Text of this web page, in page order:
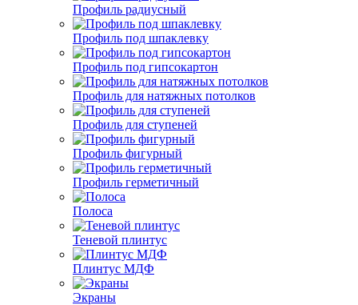
Профиль радиусный
Профиль под шпаклевку
Профиль под гипсокартон
Профиль для натяжных потолков
Профиль для ступеней
Профиль фигурный
Профиль герметичный
Полоса
Теневой плинтус
Плинтус МДФ
Экраны